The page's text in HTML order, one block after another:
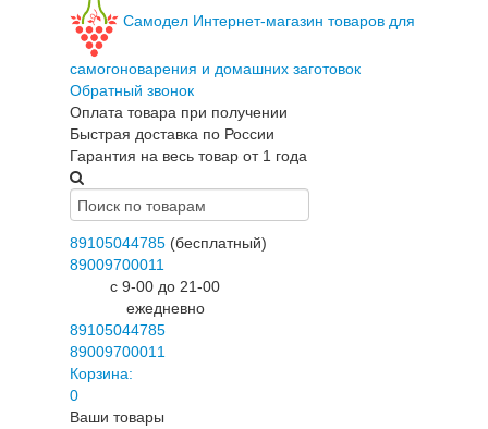
Самодел Интернет-магазин товаров для
самогоноварения и домашних заготовок
Обратный звонок
Оплата товара при получении
Быстрая доставка по России
Гарантия на весь товар от 1 года
89105044785 (бесплатный)
89009700011
c 9-00 до 21-00
ежедневно
89105044785
89009700011
Корзина:
0
Ваши товары